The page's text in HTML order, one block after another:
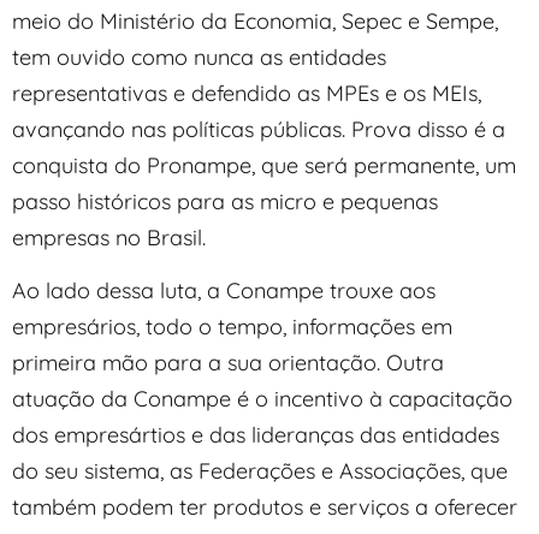
meio do Ministério da Economia, Sepec e Sempe,
tem ouvido como nunca as entidades
representativas e defendido as MPEs e os MEIs,
avançando nas políticas públicas. Prova disso é a
conquista do Pronampe, que será permanente, um
passo históricos para as micro e pequenas
empresas no Brasil.
Ao lado dessa luta, a Conampe trouxe aos
empresários, todo o tempo, informações em
primeira mão para a sua orientação. Outra
atuação da Conampe é o incentivo à capacitação
dos empresártios e das lideranças das entidades
do seu sistema, as Federações e Associações, que
também podem ter produtos e serviços a oferecer